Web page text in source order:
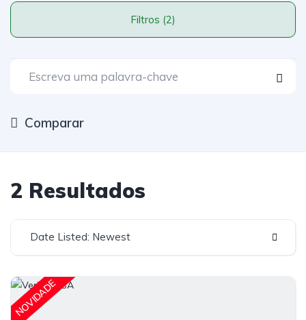
Filtros (2)
Comparar
2 Resultados
Date Listed: Newest
NOVIDADE